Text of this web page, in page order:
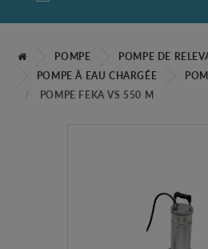
POMPE
POMPE DE
POMPE À EAU CHARGÉE
POMPE FEKA VS 550 M